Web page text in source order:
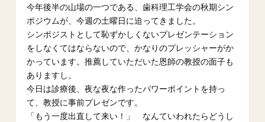
今年後半の山場の一つである、歯科理工学会の秋期シン
ポジウムが、今週の土曜日に迫ってきました。
シンポジストとして恥ずかしくないプレゼンテーション
をしなくてはならないので、かなりのプレッシャーがか
かっています。推薦していただいた恩師の教授の面子も
ありますし。
今日は診療後、夜な夜な作ったパワーポイントを持っ
て、教授に事前プレゼンです。
「もう一度出直して来い！」 なんていわれたらどうし